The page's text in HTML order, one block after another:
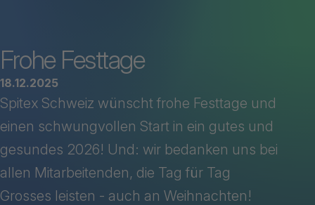
Frohe Festtage
18.12.2025
Spitex Schweiz wünscht frohe Festtage und
einen schwungvollen Start in ein gutes und
gesundes 2026! Und: wir bedanken uns bei
allen Mitarbeitenden, die Tag für Tag
Grosses leisten - auch an Weihnachten!